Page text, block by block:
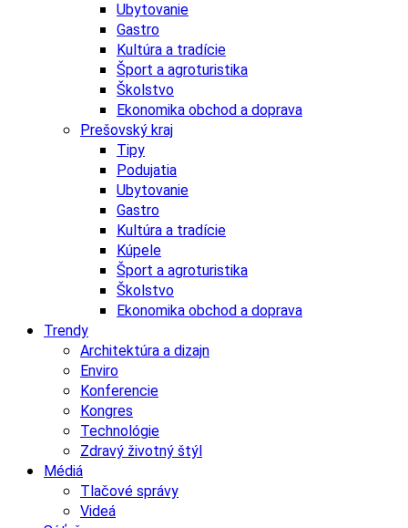
Ubytovanie
Gastro
Kultúra a tradície
Šport a agroturistika
Školstvo
Ekonomika obchod a doprava
Prešovský kraj
Tipy
Podujatia
Ubytovanie
Gastro
Kultúra a tradície
Kúpele
Šport a agroturistika
Školstvo
Ekonomika obchod a doprava
Trendy
Architektúra a dizajn
Enviro
Konferencie
Kongres
Technológie
Zdravý životný štýl
Médiá
Tlačové správy
Videá